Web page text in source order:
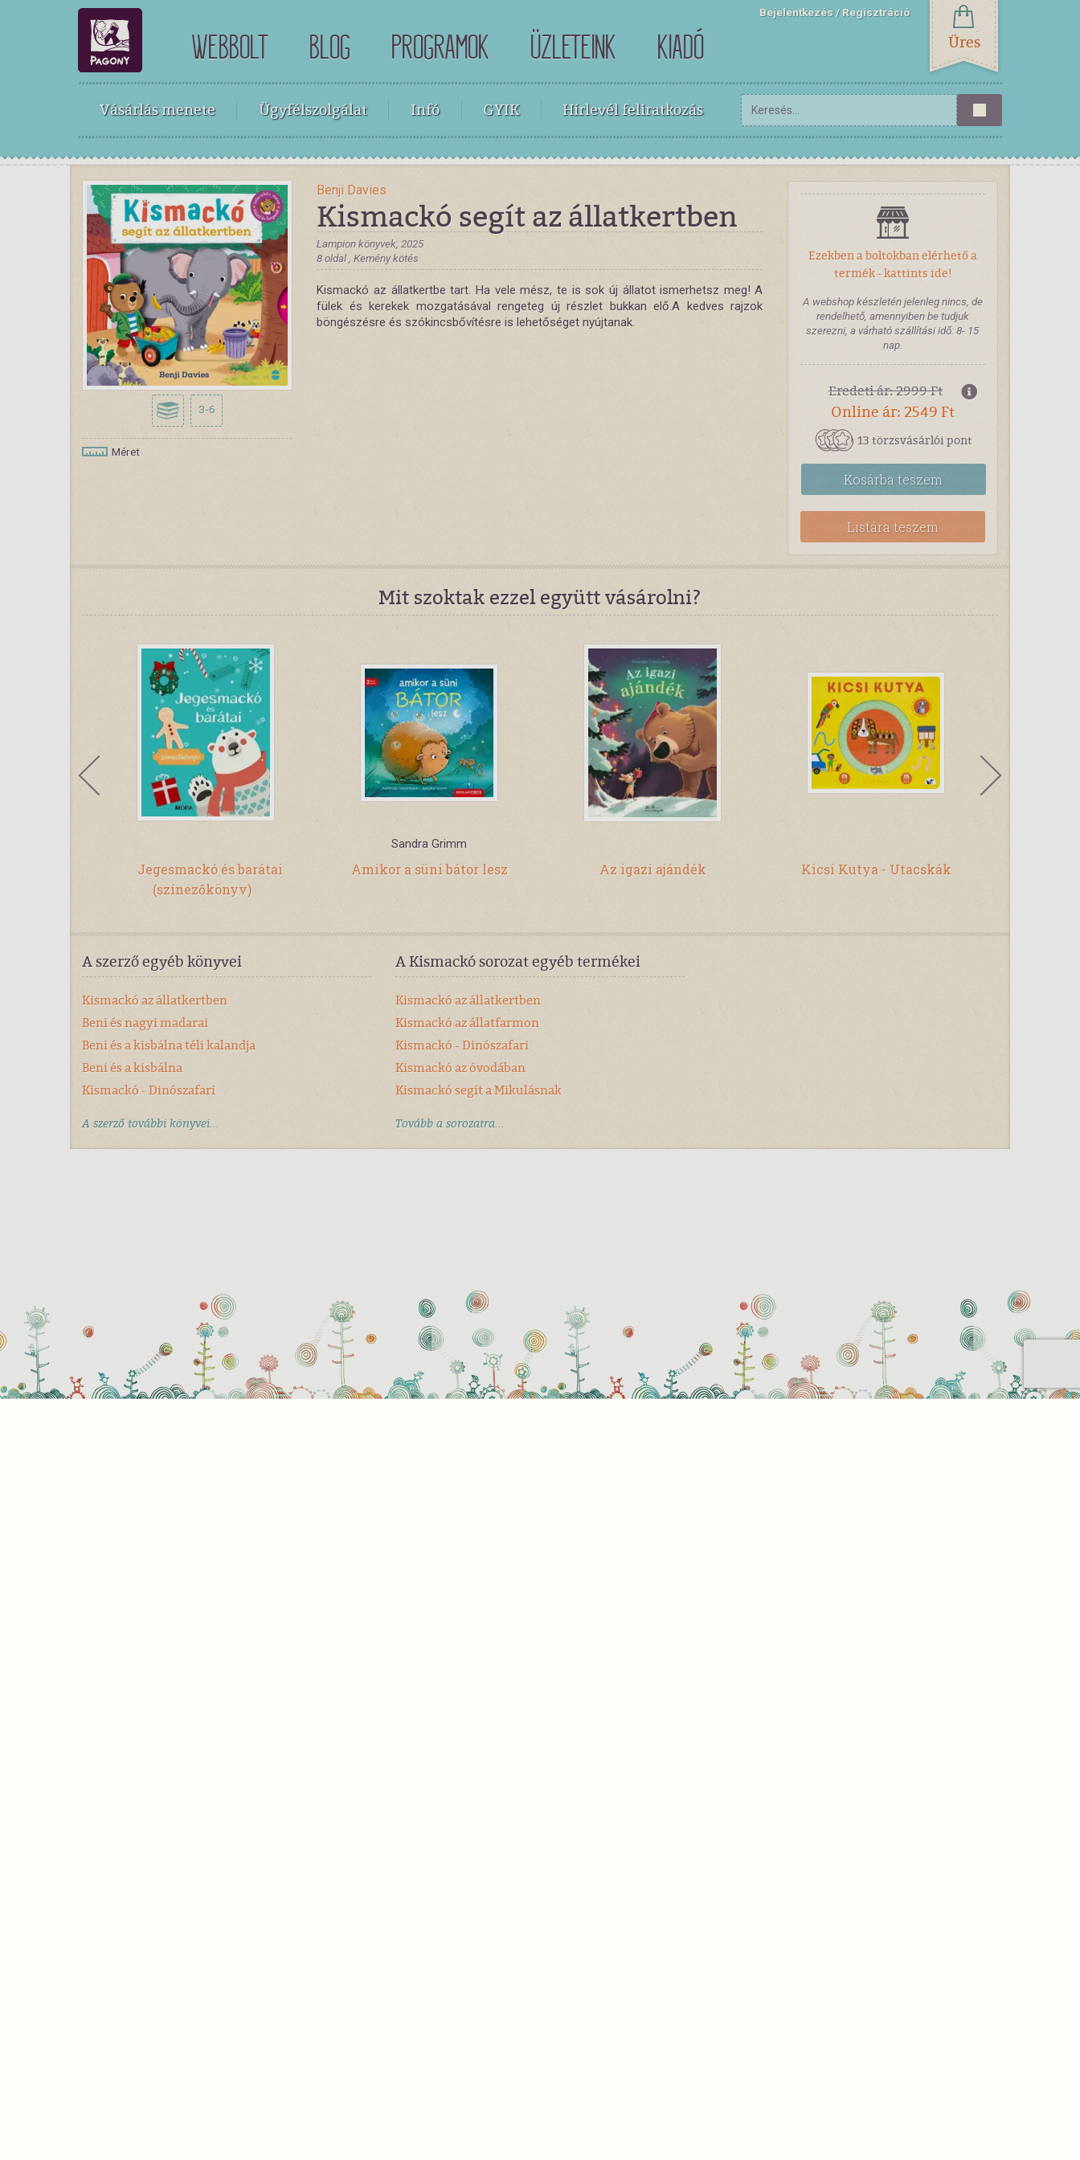
WEBBOLT BLOG PROGRAMOK ÜZLETEINK KIADÓ
Bejelentkezés Regisztráció
Üres
Vásárlás menete Ügyfélszolgálat Infó GYIK Hírlevél feliratkozás
3-6
Méret
Benji Davies
Kismackó segít az állatkertben
Lampion könyvek, 2025
8 oldal , Kemény kötés
Kismackó az állatkertbe tart. Ha vele mész, te is sok új állatot ismerhetsz meg! A
fülek és kerekek mozgatásával rengeteg új részlet bukkan elő.A kedves rajzok
böngészésre és szókincsbővítésre is lehetőséget nyújtanak.
Ezekben a boltokban elérhető a
termék - kattints ide!
A webshop készletén jelenleg nincs, de
rendelhető, amennyiben be tudjuk
szerezni, a várható szállítási idő: 8- 15
nap.
Eredeti ár: 2999 Ft
Online ár: 2549 Ft
13 törzsvásárlói pont
Kosárbateszem
Listára teszem
Mit szoktak ezzel együtt vásárolni?
Jegesmackó és barátai
(színezőkönyv)
Sandra Grimm
Amikor a süni bátor lesz Az igazi ajándék Kicsi Kutya - Utacskák
A szerző egyéb könyvei
Kismackó az állatkertben
Beni és nagyi madarai
Beni és a kisbálna téli kalandja
Beni és a kisbálna
Kismackó - Dinószafari
A szerző további könyvei...
A Kismackó sorozat egyéb termékei
Kismackó az állatkertben
Kismackó az állatfarmon
Kismackó - Dinószafari
Kismackó az óvodában
Kismackó segít a Mikulásnak
Tovább a sorozatra...